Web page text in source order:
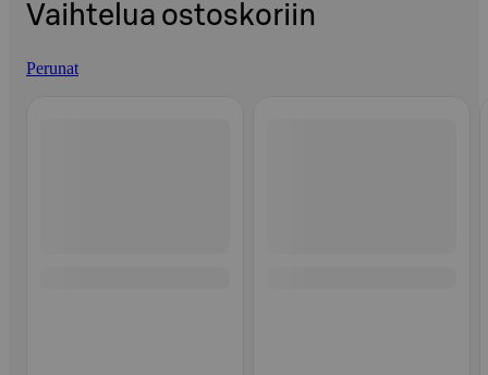
Vaihtelua ostoskoriin
Perunat